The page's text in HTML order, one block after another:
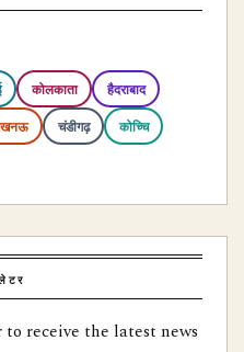
कोलकाता हैदराबाद
चंडीगढ़ कोच्चि
receive the latest news